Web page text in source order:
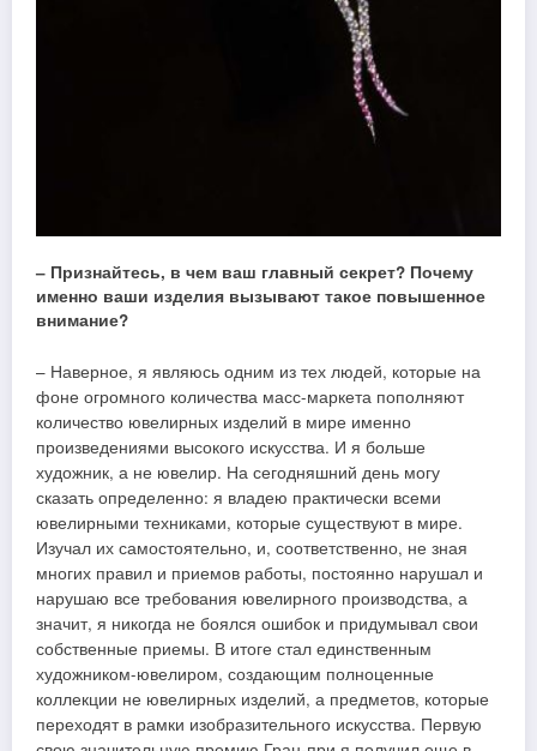
– Признайтесь, в чем ваш главный секрет? Почему
именно ваши изделия вызывают такое повышенное
внимание?
– Наверное, я являюсь одним из тех людей, которые на
фоне огромного количества масс-маркета пополняют
количество ювелирных изделий в мире именно
произведениями высокого искусства. И я больше
художник, а не ювелир. На сегодняшний день могу
сказать определенно: я владею практически всеми
ювелирными техниками, которые существуют в мире.
Изучал их самостоятельно, и, соответственно, не зная
многих правил и приемов работы, постоянно нарушал и
нарушаю все требования ювелирного производства, а
значит, я никогда не боялся ошибок и придумывал свои
собственные приемы. В итоге стал единственным
художником-ювелиром, создающим полноценные
коллекции не ювелирных изделий, а предметов, которые
переходят в рамки изобразительного искусства. Первую